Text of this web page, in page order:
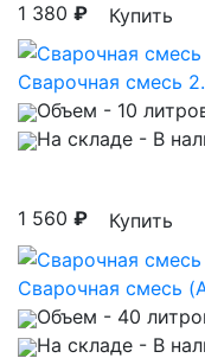
1 380 ₽ Купить
Сварочная смесь
Объем - 10
На складе - В
1 560 ₽ Купить
Сварочная смесь
Объем - 40
На складе - В